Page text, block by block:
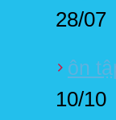
28/07
ôn
10/10